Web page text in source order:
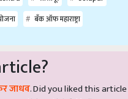
बँक ऑफ महाराष्ट्रा
जाधव. Did you liked this article
this article?Mailme your